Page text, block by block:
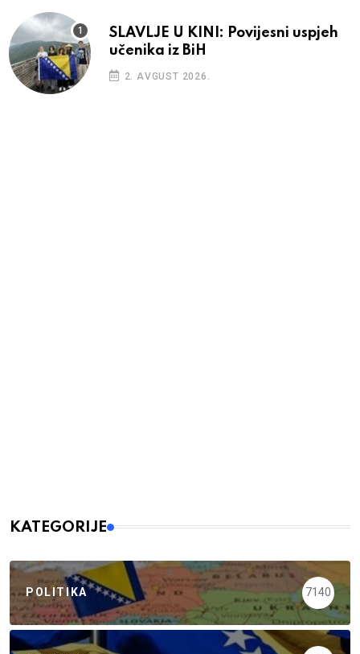
SLAVLJE U KINI: Povijesni uspjeh
učenika iz BiH
2. AVGUST 2026.
KATEGORIJE
POLITIKA 7140